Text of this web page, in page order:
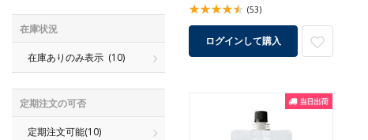
在庫状況
在庫ありのみ表示 (10)
定期注文の可否
定期注文可能(10)
(53)
ログインして購入